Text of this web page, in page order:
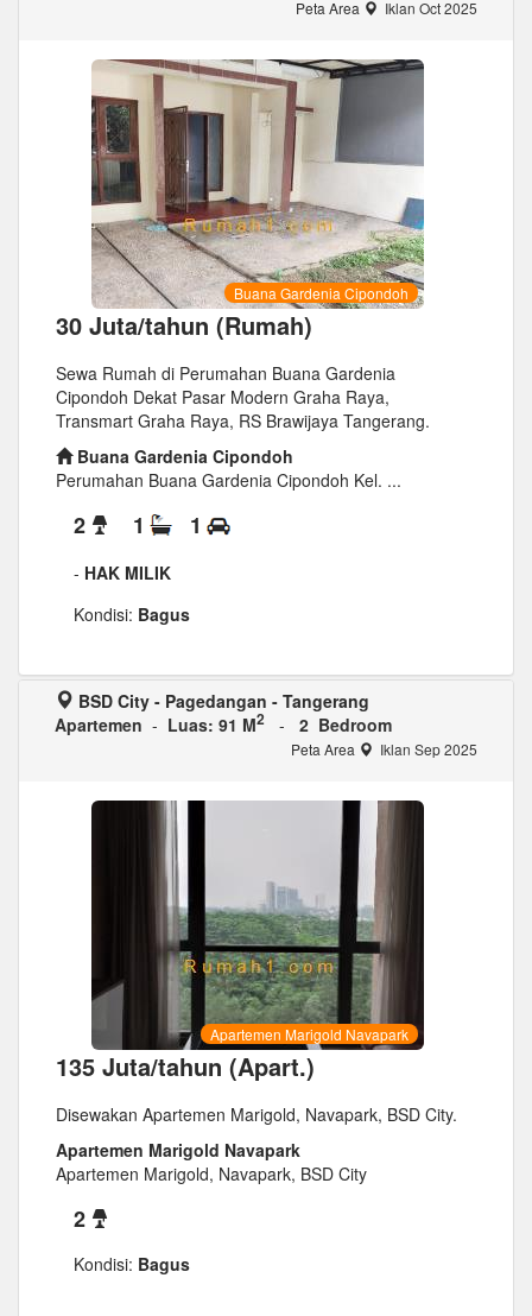
Peta Area Iklan Oct 2025
Buana Gardenia Cipondoh
30 Juta/tahun (Rumah)
Sewa Rumah di Perumahan Buana Gardenia
Cipondoh Dekat Pasar Modern Graha Raya,
Transmart Graha Raya, RS Brawijaya Tangerang.
Buana Gardenia Cipondoh
Perumahan Buana Gardenia Cipondoh Kel. ...
2 1 1
- HAK MILIK
Kondisi: Bagus
BSD City - Pagedangan - Tangerang
Apartemen - Luas: 91 M2 - 2 Bedroom
Peta Area Iklan Sep 2025
Apartemen Marigold Navapark
135 Juta/tahun (Apart.)
Disewakan Apartemen Marigold, Navapark, BSD City.
Apartemen Marigold Navapark
Apartemen Marigold, Navapark, BSD City
2
Kondisi: Bagus